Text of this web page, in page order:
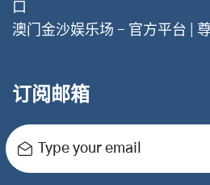
口
澳门金沙娱乐场 - 官方平台 |
订阅邮箱
Type your email